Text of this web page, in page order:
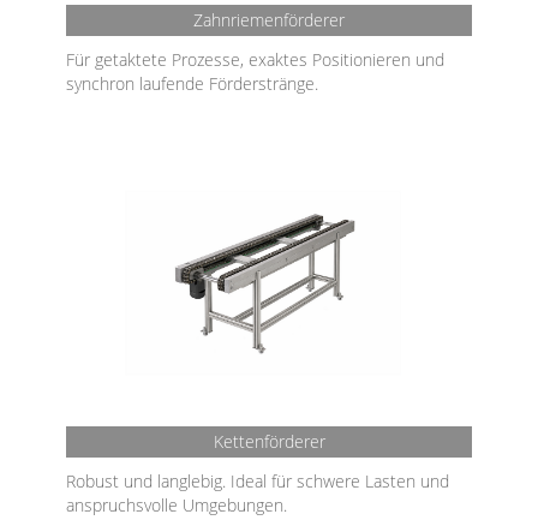
Zahnriemenförderer
Für getaktete Prozesse, exaktes Positionieren und
synchron laufende Förderstränge.
Kettenförderer
Robust und langlebig. Ideal für schwere Lasten und
anspruchsvolle Umgebungen.